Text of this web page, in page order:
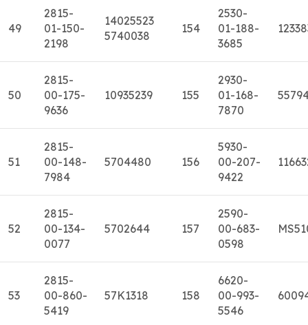
49
2815-
01-150-
2198
14025523
5740038
154
2530-
01-188-
3685
50
2815-
00-175-
9636
10935239 155
2930-
01-168-
7870
51
2815-
00-148-
7984
5704480 156
5930-
00-207-
9422
52
2815-
00-134-
0077
5702644 157
2590-
00-683-
0598
53
2815-
00-860-
5419
57K1318 158
6620-
00-993-
5546